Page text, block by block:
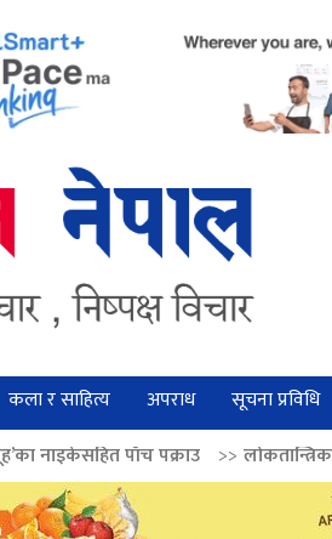
कला र साहित्य अपराध सूचना प्रविधि
>>लोकतान्त्रिक मूल्य सुदृढ बनाउन